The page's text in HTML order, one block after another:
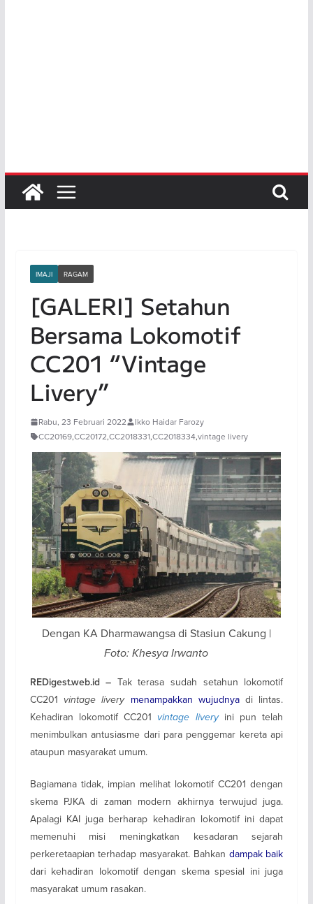
IMAJI RAGAM
[GALERI] Setahun
Bersama Lokomotif
CC201 “Vintage
Livery”
Rabu, 23 Februari 2022
Ikko Haidar Farozy
CC20169,CC20172,CC2018331,CC2018334,vintage livery
Dengan KA Dharmawangsa di Stasiun Cakung |
Foto: Khesya Irwanto
REDigest.web.id – Tak terasa sudah setahun lokomotif
CC201 vintagelivery menampakkan wujudnyadi lintas.
Kehadiran lokomotif CC201vintage livery ini pun telah
menimbulkan antusiasme dari para penggemar kereta api
ataupun masyarakat umum.
Bagiamana tidak, impian melihat lokomotif CC201 dengan
skema PJKA di zaman modern akhirnya terwujud juga.
Apalagi KAI juga berharap kehadiran lokomotif ini dapat
memenuhi misi meningkatkan kesadaran sejarah
perkeretaapian terhadap masyarakat. Bahkan dampak baik
dari kehadiran lokomotif dengan skema spesial ini juga
masyarakat umum rasakan.